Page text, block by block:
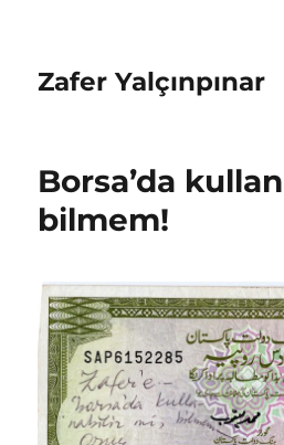
Zafer Yalçınpınar
Borsa’da
bilmem!